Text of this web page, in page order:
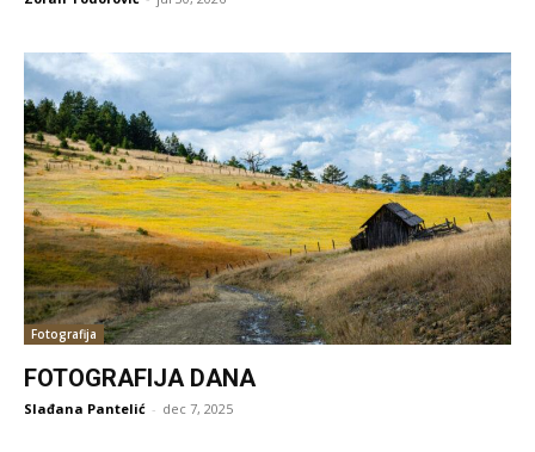
Fotografija
FOTOGRAFIJA DANA
Slađana Pantelić - dec 7, 2025